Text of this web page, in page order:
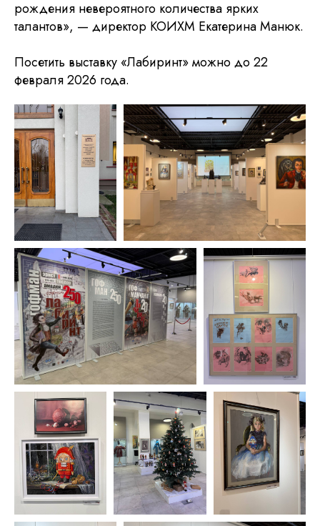
рождения невероятного количества ярких
талантов», — директор КОИХМ Екатерина Манюк.
Посетить выставку «Лабиринт» можно до 22
февраля 2026 года.